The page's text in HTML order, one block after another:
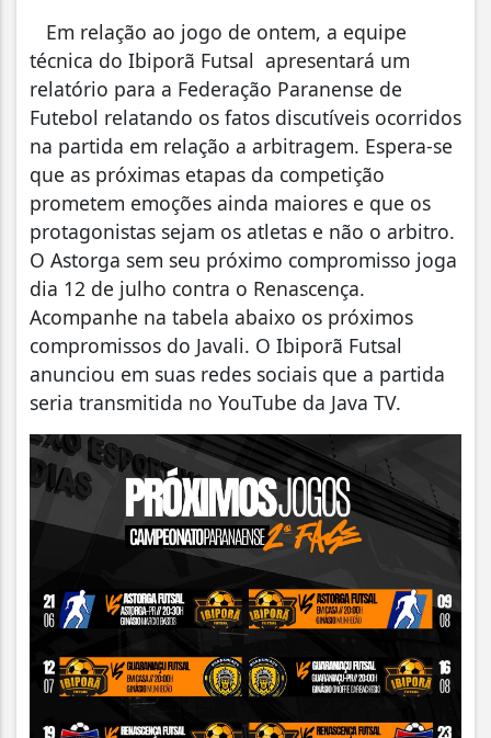
Em relação ao jogo de ontem, a equipe
técnica do Ibiporã Futsal apresentará um
relatório para a Federação Paranense de
Futebol relatando os fatos discutíveis ocorridos
na partida em relação a arbitragem. Espera-se
que as próximas etapas da competição
prometem emoções ainda maiores e que os
protagonistas sejam os atletas e não o arbitro.
O Astorga sem seu próximo compromisso joga
dia 12 de julho contra o Renascença.
Acompanhe na tabela abaixo os próximos
compromissos do Javali. O Ibiporã Futsal
anunciou em suas redes sociais que a partida
seria transmitida no YouTube da Java TV.